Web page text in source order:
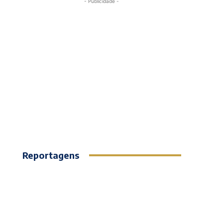
Reportagens